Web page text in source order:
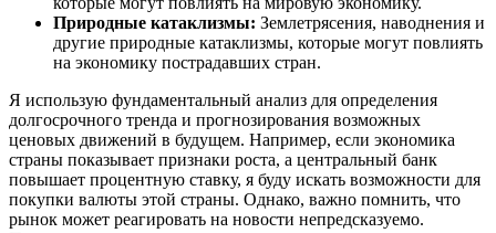
Природные катаклизмы: Землетрясения, наводнения и
другие природные катаклизмы, которые могут повлиять
на экономику пострадавших стран.
Я использую фундаментальный анализ для определения
долгосрочного тренда и прогнозирования возможных
ценовых движений в будущем. Например, если экономика
страны показывает признаки роста, а центральный банк
повышает процентную ставку, я буду искать возможности для
покупки валюты этой страны. Однако, важно помнить, что
рынок может реагировать на новости непредсказуемо.